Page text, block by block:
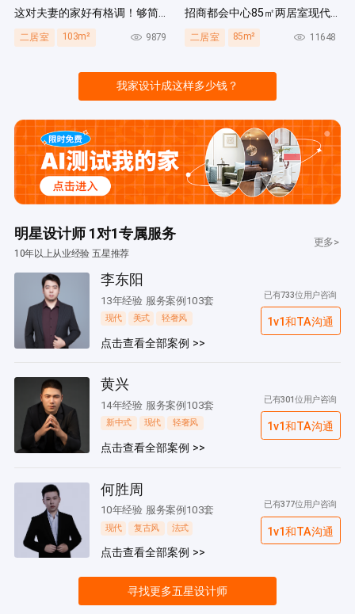
这对夫妻的家好有格调！够简洁还复古，好打扫卫生太贴心~
二居室 103m² 9879
招商都会中心85㎡两居室现代简约风装修案例
二居室 85m² 11648
我家设计成这样多少钱？
明星设计师 1对1专属服务
10年以上从业经验 五星推荐
更多>
李东阳
13年经验 服务案例103套
现代 美式 轻奢风
点击查看全部案例 >>
已有733位用户咨询
1v1和TA沟通
黄兴
14年经验 服务案例103套
新中式 现代 轻奢风
点击查看全部案例 >>
已有301位用户咨询
1v1和TA沟通
何胜周
10年经验 服务案例103套
现代 复古风 法式
点击查看全部案例 >>
已有377位用户咨询
1v1和TA沟通
寻找更多五星设计师